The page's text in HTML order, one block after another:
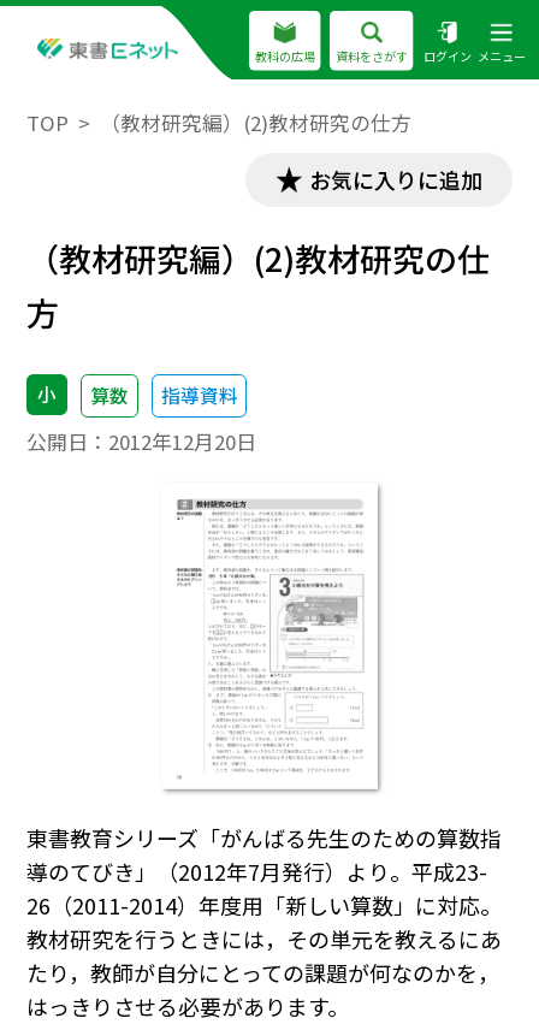
教科の広場 資料をさがす ログイン メニュー
TOP （教材研究編）(2)教材研究の仕方
お気に入りに追加
（教材研究編）(2)教材研究の仕
方
小 算数 指導資料
公開日： 2012年12月20日
東書教育シリーズ「がんばる先生のための算数指
導のてびき」（2012年7月発行）より。平成23-
26（2011-2014）年度用「新しい算数」に対応。
教材研究を行うときには，その単元を教えるにあ
たり，教師が自分にとっての課題が何なのかを，
はっきりさせる必要があります。